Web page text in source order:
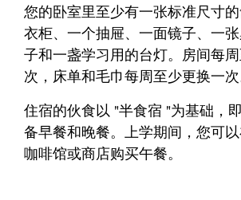
您的卧室里至少有一张标准尺寸
衣柜、一个抽屉、一面镜子、一
子和一盏学习用的台灯。房间每
次，床单和毛巾每周至少更换一次
住宿的伙食以 "半食宿 "为基础，
备早餐和晚餐。上学期间，您可
咖啡馆或商店购买午餐。